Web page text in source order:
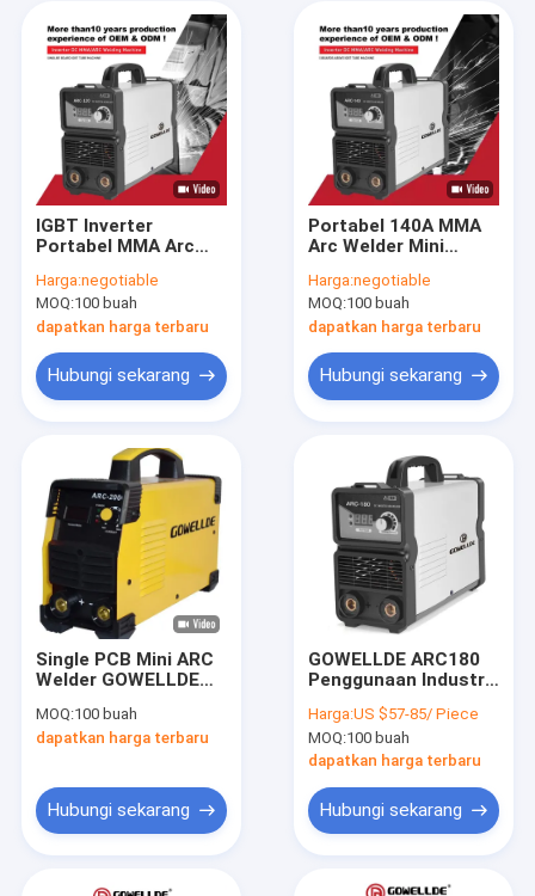
IGBT Inverter
Portabel MMA Arc
CE Disetujui
Harga:negotiable
MOQ:100 buah
dapatkan harga terbaru
Hubungi sekarang
Portabel 140A MMA
Arc Welder Mini
Inverter ODM
Harga:negotiable
MOQ:100 buah
dapatkan harga terbaru
Hubungi sekarang
Single PCB Mini ARC
Welder GOWELLDE
Welding Machine
MOQ:100 buah
dapatkan harga terbaru
Hubungi sekarang
GOWELLDE ARC180
Penggunaan Industri
IGBT DC Inverter Arc
Welder
Harga:US $57-85/ Piece
MOQ:100 buah
dapatkan harga terbaru
Hubungi sekarang